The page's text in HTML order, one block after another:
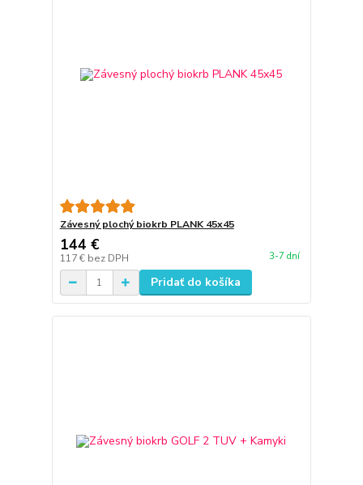
Závesný plochý biokrb PLANK 45x45
144 €
117 € bez DPH 3-7 dní
Pridať do košíka